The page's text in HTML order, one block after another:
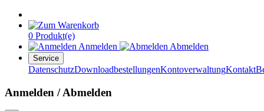
0 Produkt(e)
Anmelden
Abmelden
Service
DatenschutzDownloadbestellungenKontoverwaltungKontakt
Anmelden / Abmelden